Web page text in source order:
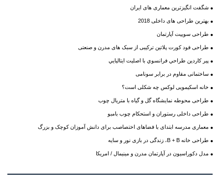
شگفت انگیزترین معماری های ایران
بهترین طراحی های داخلی 2018
طراحی سوییت آپارتمان
طراحی فود کورت پلاتین ترکیبی از سبک های مدرن و صنعتی
پير کاردين طراحي فرانسوي با اصليت ايتاليايي
ساختمانی مقاوم در برابر سونامی
خانه اسکیمویی لوکس چه شکلی است؟
طراحی محوطه نمایشگاه گل و گیاه با متریال چوب
طراحی داخلی رستوران و استحکام چوب بامبو
معماری مدرسه ابتدای با فضاهای اختصاصب برای دانش آموزان کوچک و بزرگ
طراحی خانه B + B، زندگی در بازی نور و سایه
مدل دکوراسیون در آپارتمان مدرن و مینیمال / امریکا